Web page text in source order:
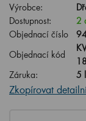
Výrobce:
Dostupnost:
2
Objednací číslo
Objednací kód
Záruka:
5
Zkopírovat